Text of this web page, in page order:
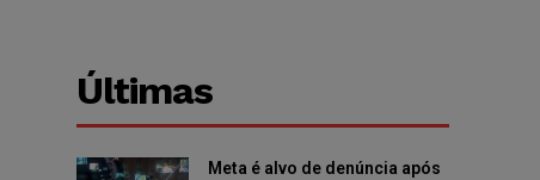
Últimas
Meta é alvo de denúncia após